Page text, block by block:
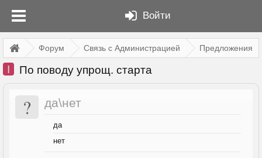
Войти
Форум Связь с Администрацией Предложения
I По поводу упрощ. старта
? да\нет
да
нет